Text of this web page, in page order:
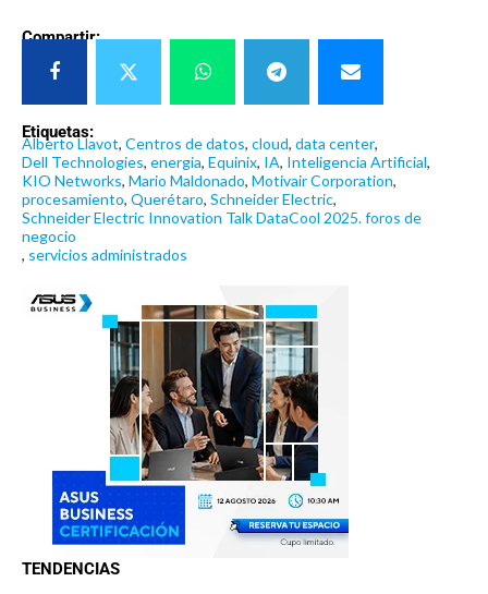
Compartir:
Etiquetas:
Alberto Llavot, Centros de datos, cloud, data center,
Dell Technologies, energia, Equinix, IA, Inteligencia Artificial,
KIO Networks, Mario Maldonado, Motivair Corporation,
procesamiento, Querétaro, Schneider Electric,
Schneider Electric Innovation Talk DataCool 2025. foros de
negocio
, servicios administrados
TENDENCIAS